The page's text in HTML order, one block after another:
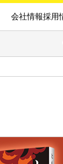
会社情報採用